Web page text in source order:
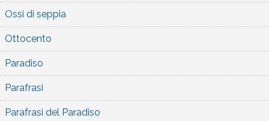
Ossi di seppia
Ottocento
Paradiso
Parafrasi
Parafrasi del Paradiso